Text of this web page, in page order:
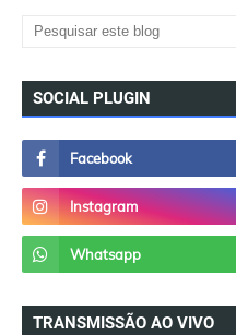
SOCIAL PLUGIN
TRANSMISSÃO AO VIVO